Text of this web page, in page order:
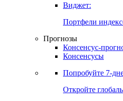
Виджет:
Портфели
Прогнозы
Консенсус-
Консенсусы
Попробуйте 7-
Откройте